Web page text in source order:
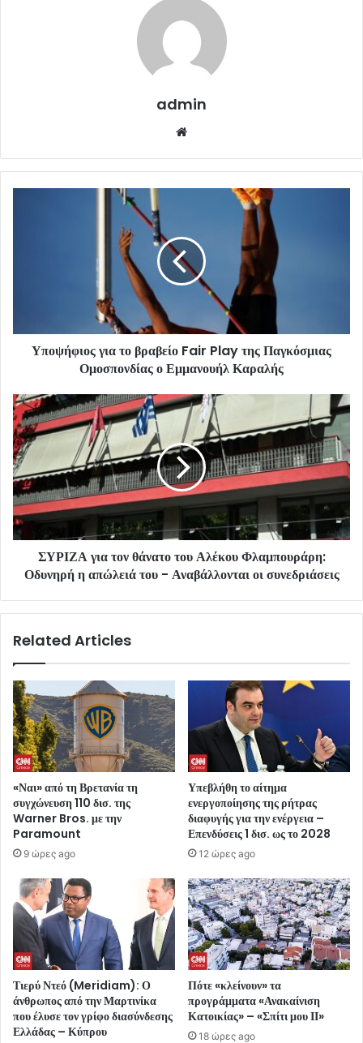
admin
Υποψήφιος για το βραβείο Fair Play της Παγκόσμιας
Ομοσπονδίας ο Εμμανουήλ Καραλής
ΣΥΡΙΖΑ για τον θάνατο του Αλέκου Φλαμπουράρη:
Οδυνηρή η απώλειά του - Αναβάλλονται οι συνεδριάσεις
Related Articles
«Ναι» από τη Βρετανία τη
συγχώνευση 110 δισ. της
Warner Bros. με την
Paramount
9 ώρες ago
Υπεβλήθη το αίτημα
ενεργοποίησης της ρήτρας
διαφυγής για την ενέργεια –
Επενδύσεις 1 δισ. ως το 2028
12 ώρες ago
Τιερύ Ντεό (Meridiam): Ο
άνθρωπος από την Μαρτινίκα
που έλυσε τον γρίφο διασύνδεσης
Ελλάδας – Κύπρου
Πότε «κλείνουν» τα
προγράμματα «Ανακαίνιση
Κατοικίας» – «Σπίτι μου ΙΙ»
18 ώρες ago